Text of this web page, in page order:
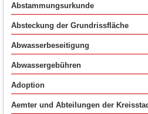
Abstammungsurkunde
Absteckung der Grundrissfläche
Abwasserbeseitigung
Abwassergebühren
Adoption
Aemter und Abteilungen der